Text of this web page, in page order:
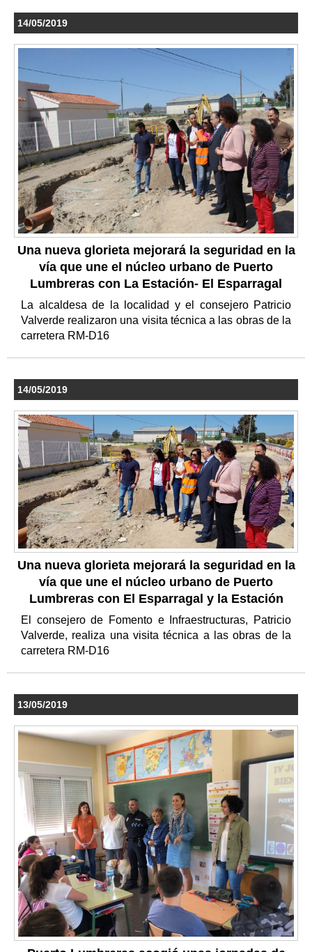
14/05/2019
Una nueva glorieta mejorará la seguridad en la
vía que une el núcleo urbano de Puerto
Lumbreras con La Estación- El Esparragal
La alcaldesa de la localidad y el consejero Patricio
Valverde realizaron una visita técnica a las obras de la
carretera RM-D16
14/05/2019
Una nueva glorieta mejorará la seguridad en la
vía que une el núcleo urbano de Puerto
Lumbreras con El Esparragal y la Estación
El consejero de Fomento e Infraestructuras, Patricio
Valverde, realiza una visita técnica a las obras de la
carretera RM-D16
13/05/2019